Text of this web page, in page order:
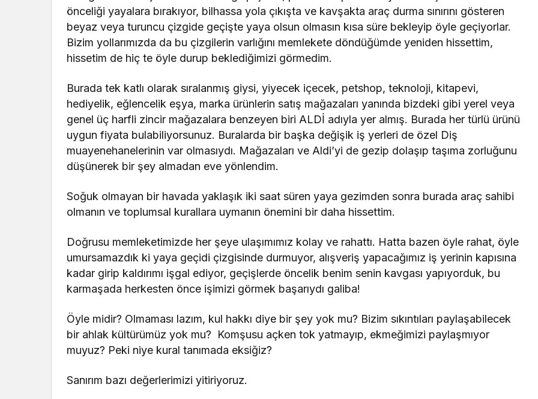
önceliği yayalara bırakıyor, bilhassa yola çıkışta ve kavşakta araç durma sınırını gösteren
beyaz veya turuncu çizgide geçişte yaya olsun olmasın kısa süre bekleyip öyle geçiyorlar.
Bizim yollarımızda da bu çizgilerin varlığını memlekete döndüğümde yeniden hissettim,
hissetim de hiç te öyle durup beklediğimizi görmedim.
Burada tek katlı olarak sıralanmış giysi, yiyecek içecek, petshop, teknoloji, kitapevi,
hediyelik, eğlencelik eşya, marka ürünlerin satış mağazaları yanında bizdeki gibi yerel veya
genel üç harfli zincir mağazalara benzeyen biri ALDİ adıyla yer almış. Burada her türlü ürünü
uygun fiyata bulabiliyorsunuz. Buralarda bir başka değişik iş yerleri de özel Diş
muayenehanelerinin var olmasıydı. Mağazaları ve Aldi’yi de gezip dolaşıp taşıma zorluğunu
düşünerek bir şey almadan eve yönlendim.
Soğuk olmayan bir havada yaklaşık iki saat süren yaya gezimden sonra burada araç sahibi
olmanın ve toplumsal kurallara uymanın önemini bir daha hissettim.
Doğrusu memleketimizde her şeye ulaşımımız kolay ve rahattı. Hatta bazen öyle rahat, öyle
umursamazdık ki yaya geçidi çizgisinde durmuyor, alışveriş yapacağımız iş yerinin kapısına
kadar girip kaldırımı işgal ediyor, geçişlerde öncelik benim senin kavgası yapıyorduk, bu
karmaşada herkesten önce işimizi görmek başarıydı galiba!
Öyle midir? Olmaması lazım, kul hakkı diye bir şey yok mu? Bizim sıkıntıları paylaşabilecek
bir ahlak kültürümüz yok mu? Komşusu açken tok yatmayıp, ekmeğimizi paylaşmıyor
muyuz? Peki niye kural tanımada eksiğiz?
Sanırım bazı değerlerimizi yitiriyoruz.